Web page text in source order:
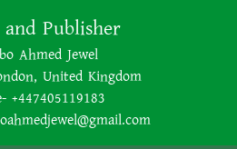
লোভে গণতন্ত্রকে উপেক্ষা
বিএনপি
Publisher
Ahmed Jewel
United Kingdom
+447405119183